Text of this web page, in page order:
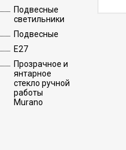
Подвесные
светильники
Подвесные
E27
Прозрачное и
янтарное
стекло ручной
работы
Murano